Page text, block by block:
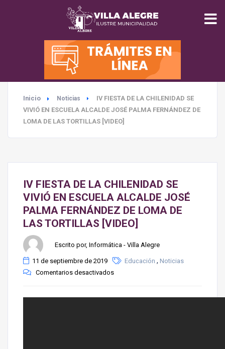
INICIO
MUNICIPALIDAD
SEGURIDAD
SALUD
TURISMO
Inicio Noticias
IV FIESTA DE LA CHILENIDAD SE
VIVIÓ EN ESCUELA ALCALDE JOSÉ PALMA FERNÁNDEZ DE
LOMA DE LAS TORTILLAS [VIDEO]
IV FIESTA DE LA CHILENIDAD SE
VIVIÓ EN ESCUELA ALCALDE JOSÉ
PALMA FERNÁNDEZ DE LOMA DE
LAS TORTILLAS [VIDEO]
Escrito por, Informática - Villa Alegre
11 de septiembre de 2019 Educación , Noticias
Comentarios desactivados